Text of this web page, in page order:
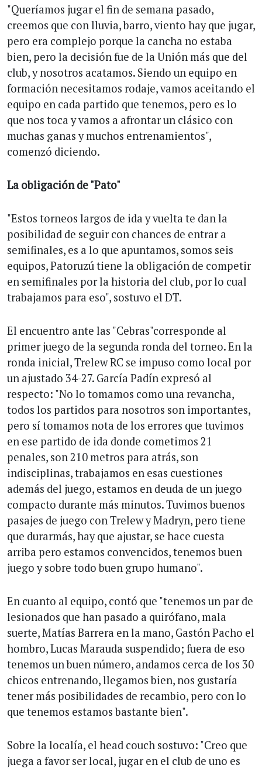
"Queríamos jugar el fin de semana pasado,
creemos que con lluvia, barro, viento hay que jugar,
pero era complejo porque la cancha no estaba
bien, pero la decisión fue de la Unión más que del
club, y nosotros acatamos. Siendo un equipo en
formación necesitamos rodaje, vamos aceitando el
equipo en cada partido que tenemos, pero es lo
que nos toca y vamos a afrontar un clásico con
muchas ganas y muchos entrenamientos",
comenzó diciendo.
La obligación de "Pato"
"Estos torneos largos de ida y vuelta te dan la
posibilidad de seguir con chances de entrar a
semifinales, es a lo que apuntamos, somos seis
equipos, Patoruzú tiene la obligación de competir
en semifinales por la historia del club, por lo cual
trabajamos para eso", sostuvo el DT.
El encuentro ante las "Cebras"corresponde al
primer juego de la segunda ronda del torneo. En la
ronda inicial, Trelew RC se impuso como local por
un ajustado 34-27. García Padín expresó al
respecto: "No lo tomamos como una revancha,
todos los partidos para nosotros son importantes,
pero sí tomamos nota de los errores que tuvimos
en ese partido de ida donde cometimos 21
penales, son 210 metros para atrás, son
indisciplinas, trabajamos en esas cuestiones
además del juego, estamos en deuda de un juego
compacto durante más minutos. Tuvimos buenos
pasajes de juego con Trelew y Madryn, pero tiene
que durarmás, hay que ajustar, se hace cuesta
arriba pero estamos convencidos, tenemos buen
juego y sobre todo buen grupo humano".
En cuanto al equipo, contó que "tenemos un par de
lesionados que han pasado a quirófano, mala
suerte, Matías Barrera en la mano, Gastón Pacho el
hombro, Lucas Marauda suspendido; fuera de eso
tenemos un buen número, andamos cerca de los 30
chicos entrenando, llegamos bien, nos gustaría
tener más posibilidades de recambio, pero con lo
que tenemos estamos bastante bien".
Sobre la localía, el head couch sostuvo: "Creo que
juega a favor ser local, jugar en el club de uno es